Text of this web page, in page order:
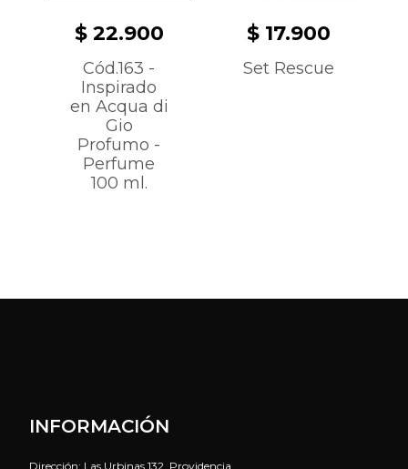
Cód.163 -
Inspirado
en Acqua di
Gio
Profumo -
Perfume
100 ml.
$ 22.900
Set Rescue
$ 17.900
INFORMACIÓN
Dirección: Las Urbinas 132, Providencia